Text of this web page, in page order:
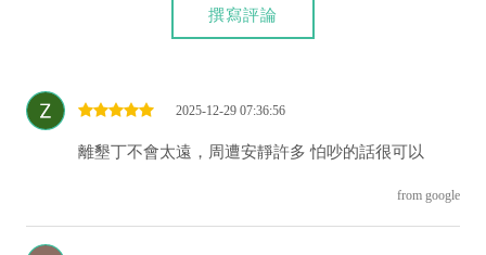
撰寫評論
2025-12-29 07:36:56
離墾丁不會太遠，周遭安靜許多 怕吵的話很可以
from google